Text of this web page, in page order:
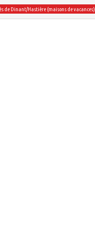
de Dinant/Hastière (maisons de vacances)